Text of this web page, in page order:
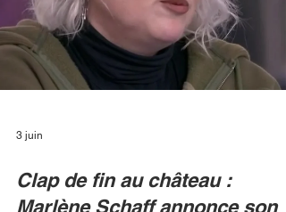
mouvementées de l'histoire du télé-crochet.
JEREMY MELLOUL/ BEST IMAGE C’est la fin
d’une ère pour la version moderne de la Star
Academy. Après avoir orchestré d'une main de
maître le retour triomphal de l'émis